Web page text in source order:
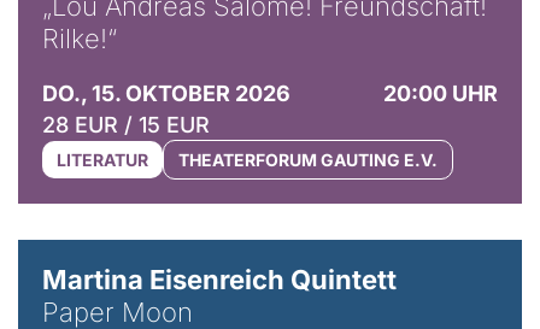
Rilke!“
DO., 15. OKTOBER 2026
20:00 UHR
28 EUR / 15 EUR
LITERATUR THEATERFORUM GAUTING E.V.
Martina Eisenreich Quintett
Paper Moon